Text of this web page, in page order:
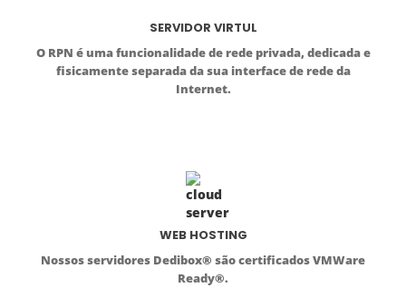
SERVIDOR VIRTUL
O RPN é uma funcionalidade de rede privada, dedicada e
fisicamente separada da sua interface de rede da
Internet.
WEB HOSTING
Nossos servidores Dedibox® são certificados VMWare
Ready®.